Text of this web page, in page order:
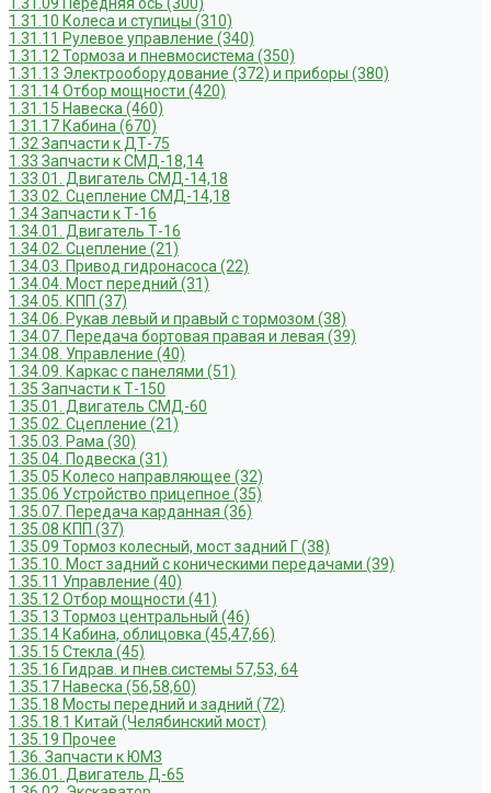
1.31.10 Колеса и ступицы (310)
1.31.11 Рулевое управление (340)
1.31.12 Тормоза и пневмосистема (350)
1.31.13 Электрооборудование (372) и приборы (380)
1.31.14 Отбор мощности (420)
1.31.15 Навеска (460)
1.31.17 Кабина (670)
1.32 Запчасти к ДТ-75
1.33 Запчасти к СМД-18,14
1.33.01. Двигатель СМД-14,18
1.33.02. Сцепление СМД-14,18
1.34 Запчасти к Т-16
1.34.01. Двигатель Т-16
1.34.02. Сцепление (21)
1.34.03. Привод гидронасоса (22)
1.34.04. Мост передний (31)
1.34.05. КПП (37)
1.34.06. Рукав левый и правый с тормозом (38)
1.34.07. Передача бортовая правая и левая (39)
1.34.08. Управление (40)
1.34.09. Каркас с панелями (51)
1.35 Запчасти к Т-150
1.35.01. Двигатель СМД-60
1.35.02. Сцепление (21)
1.35.03. Рама (30)
1.35.04. Подвеска (31)
1.35.05 Колесо направляющее (32)
1.35.06 Устройство прицепное (35)
1.35.07. Передача карданная (36)
1.35.08 КПП (37)
1.35.09 Тормоз колесный, мост задний Г (38)
1.35.10. Мост задний с коническими передачами (39)
1.35.11 Управление (40)
1.35.12 Отбор мощности (41)
1.35.13 Тормоз центральный (46)
1.35.14 Кабина, облицовка (45,47,66)
1.35.15 Стекла (45)
1.35.16 Гидрав. и пнев.системы 57,53, 64
1.35.17 Навеска (56,58,60)
1.35.18 Мосты передний и задний (72)
1.35.18.1 Китай (Челябинский мост)
1.35.19 Прочее
1.36. Запчасти к ЮМЗ
1.36.01. Двигатель Д-65